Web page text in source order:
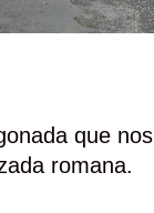
que
romana.